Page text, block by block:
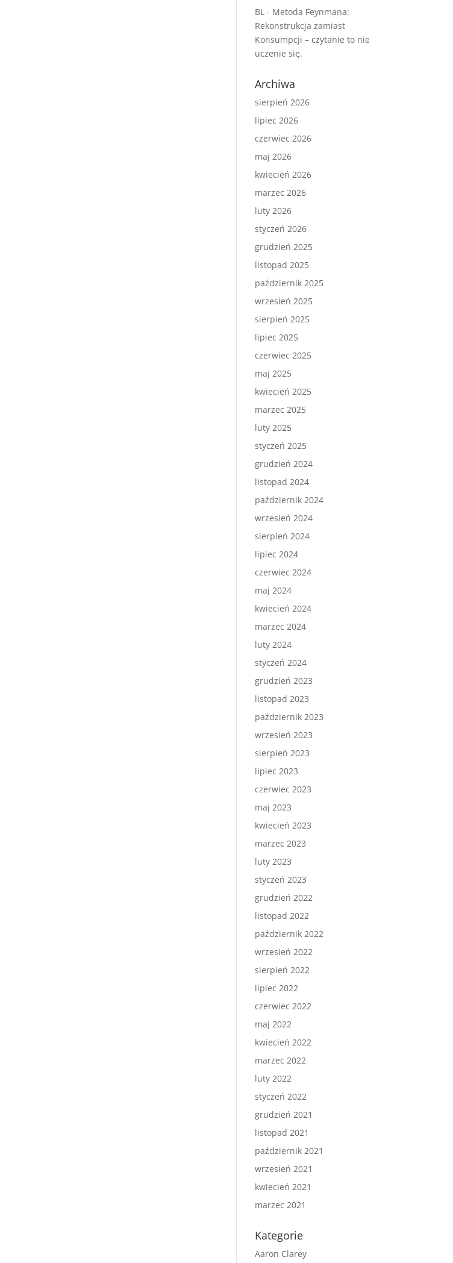
BL - Metoda Feynmana:
Rekonstrukcja zamiast
Konsumpcji – czytanie to nie
uczenie się.
Archiwa
sierpień 2026
lipiec 2026
czerwiec 2026
maj 2026
kwiecień 2026
marzec 2026
luty 2026
styczeń 2026
grudzień 2025
listopad 2025
październik 2025
wrzesień 2025
sierpień 2025
lipiec 2025
czerwiec 2025
maj 2025
kwiecień 2025
marzec 2025
luty 2025
styczeń 2025
grudzień 2024
listopad 2024
październik 2024
wrzesień 2024
sierpień 2024
lipiec 2024
czerwiec 2024
maj 2024
kwiecień 2024
marzec 2024
luty 2024
styczeń 2024
grudzień 2023
listopad 2023
październik 2023
wrzesień 2023
sierpień 2023
lipiec 2023
czerwiec 2023
maj 2023
kwiecień 2023
marzec 2023
luty 2023
styczeń 2023
grudzień 2022
listopad 2022
październik 2022
wrzesień 2022
sierpień 2022
lipiec 2022
czerwiec 2022
maj 2022
kwiecień 2022
marzec 2022
luty 2022
styczeń 2022
grudzień 2021
listopad 2021
październik 2021
wrzesień 2021
kwiecień 2021
marzec 2021
Kategorie
Aaron Clarey